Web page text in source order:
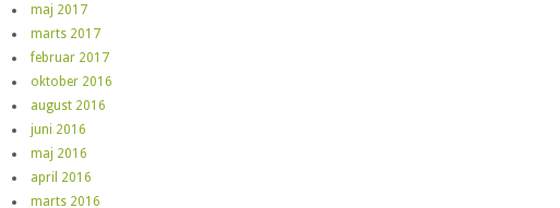
maj 2017
marts 2017
februar 2017
oktober 2016
august 2016
juni 2016
maj 2016
april 2016
marts 2016